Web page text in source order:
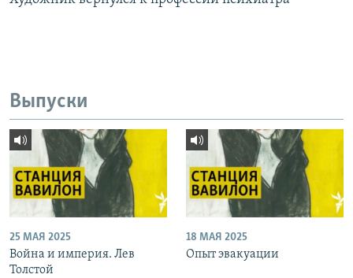
Выпуски
25 МАЯ 2025
Война и империя. Лев
Толстой
18 МАЯ 2025
Опыт эвакуации